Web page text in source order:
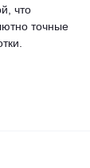
что
точные